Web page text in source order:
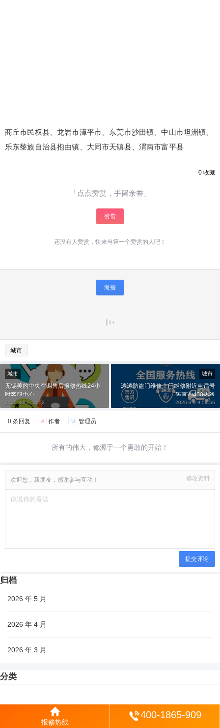
商丘市民权县、龙岩市漳平市、东莞市沙田镇、中山市坦洲镇、
乐东黎族自治县抱由镇、大同市天镇县、渭南市富平县
0 收藏
「点点赞赏，手留余香」
赞赏
还没有人赞赏，快来当第一个赞赏的人吧！
海报
城市
城市
无锡美的中央空调售后报修热线24小
时客服中心
2026-3-8 9:54:52
城市
涛涛防盗门维修上门维修附近电话号
码查询400热线
2026-3-8 9:54:56
0 条回复 A 作者 M 管理员
所有的伟大，都源于一个勇敢的开始！
欢迎您，新朋友，感谢参与互动！ 修改资料
提交评论
归档
2026 年 5 月
2026 年 4 月
2026 年 3 月
分类
报修热线
400-1865-909